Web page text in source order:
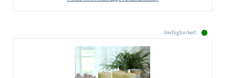
Verfügbarkeit: